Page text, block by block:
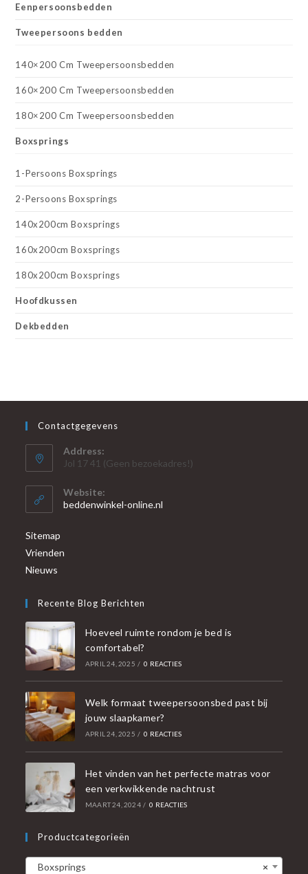
Eenpersoonsbedden
Tweepersoons bedden
140×200 Cm Tweepersoonsbedden
160×200 Cm Tweepersoonsbedden
180×200 Cm Tweepersoonsbedden
Boxsprings
1-Persoons Boxsprings
2-Persoons Boxsprings
140x200cm Boxsprings
160x200cm Boxsprings
180x200cm Boxsprings
Hoofdkussen
Dekbedden
Contactgegevens
Address:
Jol 17 41 (Geen bezoekadres!)
Website:
beddenwinkel-online.nl
Sitemap
Vrienden
Nieuws
Recente Blog Berichten
Hoeveel ruimte rondom je bed is
comfortabel?
APRIL 24, 2025 / 0 REACTIES
Welk formaat tweepersoonsbed past bij
jouw slaapkamer?
APRIL 24, 2025 / 0 REACTIES
Het vinden van het perfecte matras voor
een verkwikkende nachtrust
MAART 24, 2024 / 0 REACTIES
Productcategorieën
×
Boxsprings